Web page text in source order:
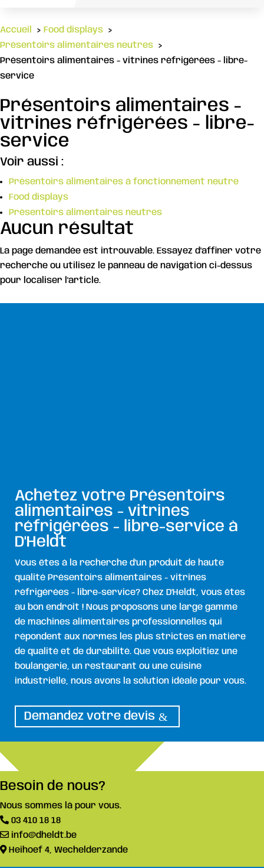
Accueil
Food displays
Présentoirs alimentaires neutres
Présentoirs alimentaires - vitrines réfrigérées - libre-
service
Présentoirs alimentaires -
vitrines réfrigérées - libre-
service
Voir aussi :
Présentoirs alimentaires à fonctionnement neutre
Food displays
Présentoirs alimentaires neutres
Aucun résultat
La page demandée est introuvable. Essayez d'affiner votre
recherche ou utilisez le panneau de navigation ci-dessus
pour localiser l'article.
Achetez votre Présentoirs
alimentaires - vitrines
réfrigérées - libre-service à
D'Heldt
Vous êtes à la recherche d'un produit de haute
qualité Présentoirs alimentaires - vitrines
réfrigérées - libre-service? Chez D'Heldt, vous êtes
au bon endroit ! Nous proposons une large gamme
de machines alimentaires professionnelles qui
répondent aux normes les plus strictes en matière
de qualité et de durabilité. Que vous exploitiez une
boulangerie, un restaurant ou une cuisine
industrielle, nous avons la solution idéale pour vous.
Demandez votre devis
Besoin de nous?
Nous sommes là pour vous.
03 410 18 18
info@dheldt.be
Heihoef 4, Wechelderzande